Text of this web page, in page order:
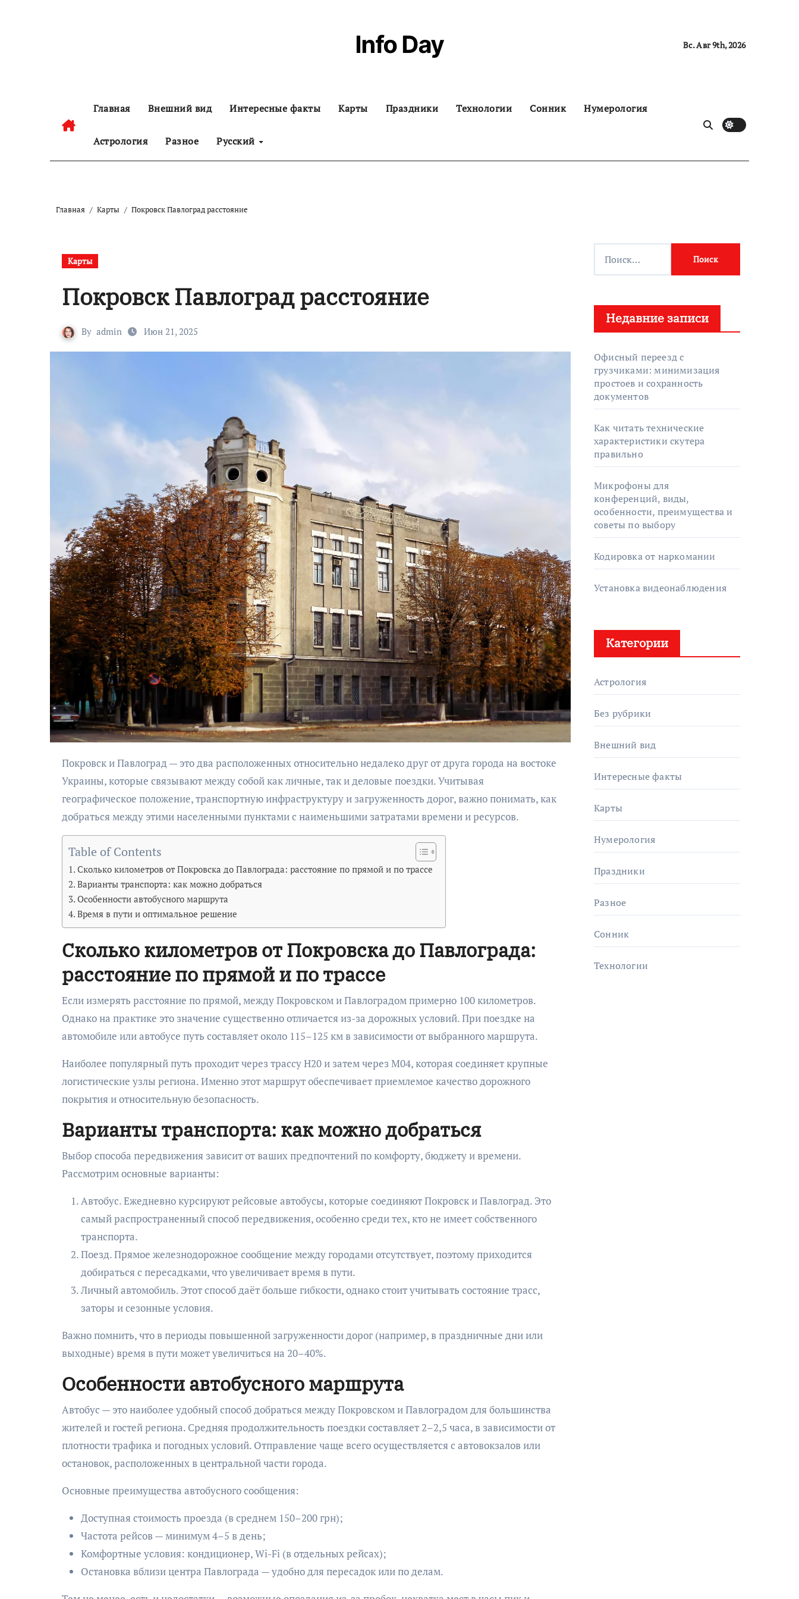
Info Day Вс. Авг 9th, 2026
Главная Внешний вид Интересные факты Карты Праздники Технологии Сонник Нумерология
Астрология Разное Русский
Главная Карты Покровск Павлоград расстояние
Карты
Покровск Павлоград расстояние
By admin Июн 21, 2025
Покровск и Павлоград — это два расположенных относительно недалеко друг от друга города на востоке
Украины, которые связывают между собой как личные, так и деловые поездки. Учитывая
географическое положение, транспортную инфраструктуру и загруженность дорог, важно понимать, как
добраться между этими населенными пунктами с наименьшими затратами времени и ресурсов.
Table of Contents
Сколько километров от Покровска до Павлограда: расстояние по прямой и по трассе
Варианты транспорта: как можно добраться
Особенности автобусного маршрута
Время в пути и оптимальное решение
Сколько километров от Покровска до Павлограда:
расстояние по прямой и по трассе
Если измерять расстояние по прямой, между Покровском и Павлоградом примерно 100 километров.
Однако на практике это значение существенно отличается из-за дорожных условий. При поездке на
автомобиле или автобусе путь составляет около 115–125 км в зависимости от выбранного маршрута.
Наиболее популярный путь проходит через трассу Н20 и затем через М04, которая соединяет крупные
логистические узлы региона. Именно этот маршрут обеспечивает приемлемое качество дорожного
покрытия и относительную безопасность.
Варианты транспорта: как можно добраться
Выбор способа передвижения зависит от ваших предпочтений по комфорту, бюджету и времени.
Рассмотрим основные варианты:
Автобус. Ежедневно курсируют рейсовые автобусы, которые соединяют Покровск и Павлоград. Это
самый распространенный способ передвижения, особенно среди тех, кто не имеет собственного
транспорта.
Поезд. Прямое железнодорожное сообщение между городами отсутствует, поэтому приходится
добираться с пересадками, что увеличивает время в пути.
Личный автомобиль. Этот способ даёт больше гибкости, однако стоит учитывать состояние трасс,
заторы и сезонные условия.
Важно помнить, что в периоды повышенной загруженности дорог (например, в праздничные дни или
выходные) время в пути может увеличиться на 20–40%.
Особенности автобусного маршрута
Автобус — это наиболее удобный способ добраться между Покровском и Павлоградом для большинства
жителей и гостей региона. Средняя продолжительность поездки составляет 2–2,5 часа, в зависимости от
плотности трафика и погодных условий. Отправление чаще всего осуществляется с автовокзалов или
остановок, расположенных в центральной части города.
Основные преимущества автобусного сообщения:
Доступная стоимость проезда (в среднем 150–200 грн);
Частота рейсов — минимум 4–5 в день;
Комфортные условия: кондиционер, Wi-Fi (в отдельных рейсах);
Остановка вблизи центра Павлограда — удобно для пересадок или по делам.
:
Недавние записи
Офисный переезд с
грузчиками: минимизация
простоев и сохранность
документов
Как читать технические
характеристики скутера
правильно
Микрофоны для
конференций, виды,
особенности, преимущества и
советы по выбору
Кодировка от наркомании
Установка видеонаблюдения
Категории
Астрология
Без рубрики
Внешний вид
Интересные факты
Карты
Нумерология
Праздники
Разное
Сонник
Технологии